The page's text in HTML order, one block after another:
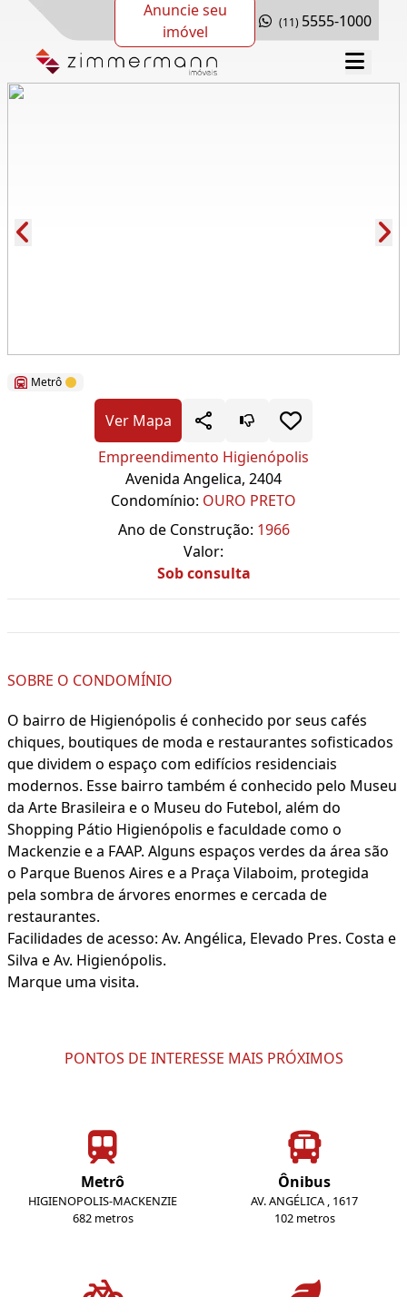
Anuncie seu
imóvel
(11) 5555-1000
Metrô
Ver Mapa
Empreendimento Higienópolis
Avenida Angelica, 2404
Condomínio: OURO PRETO
Ano de Construção: 1966
Valor:
Sob consulta
SOBRE O CONDOMÍNIO
O bairro de Higienópolis é conhecido por seus cafés
chiques, boutiques de moda e restaurantes sofisticados
que dividem o espaço com edifícios residenciais
modernos. Esse bairro também é conhecido pelo Museu
da Arte Brasileira e o Museu do Futebol, além do
Shopping Pátio Higienópolis e faculdade como o
Mackenzie e a FAAP. Alguns espaços verdes da área são
o Parque Buenos Aires e a Praça Vilaboim, protegida
pela sombra de árvores enormes e cercada de
restaurantes.
Facilidades de acesso: Av. Angélica, Elevado Pres. Costa e
Silva e Av. Higienópolis.
Marque uma visita.
PONTOS DE INTERESSE MAIS PRÓXIMOS
Metrô
HIGIENOPOLIS-MACKENZIE
682 metros
Ônibus
AV. ANGÉLICA , 1617
102 metros